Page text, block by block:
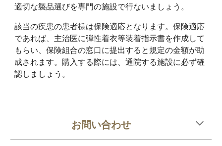
適切な製品選びを専門の施設で行ないましょう。
該当の疾患の患者様は保険適応となります。保険適応
であれば、主治医に弾性着衣等装着指示書を作成して
もらい、保険組合の窓口に提出すると規定の金額が助
成されます。購入する際には、通院する施設に必ず確
認しましょう。
お問い合わせ